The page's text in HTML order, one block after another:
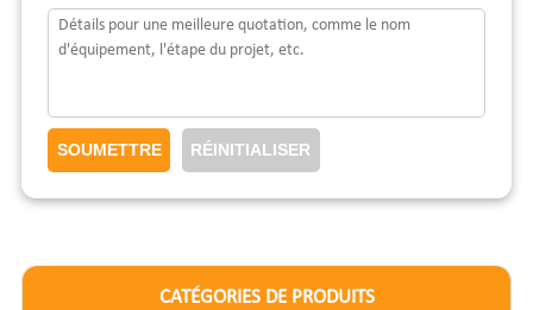
CATÉGORIES DE PRODUITS